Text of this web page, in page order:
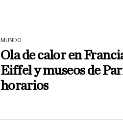
MUNDO
Ola de calor en
Eiffel y museos de
horarios